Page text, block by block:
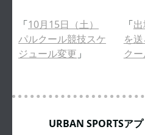
「10月15日（土）
パルクール競技スケ
ジュール変更 」
「
を
ク
URBAN SPORTSア